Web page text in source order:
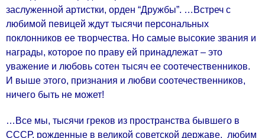
заслуженной артистки, орден “Дружбы”. …Встреч с
любимой певицей ждут тысячи персональных
поклонников ее творчества. Но самые высокие звания и
награды, которое по праву ей принадлежат – это
уважение и любовь сотен тысяч ее соотечественников.
И выше этого, признания и любви соотечественников,
ничего быть не может!
…Все мы, тысячи греков из пространства бывшего в
СССР, рожденные в великой советской державе, любим